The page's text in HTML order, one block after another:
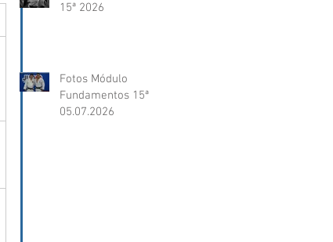
15ª 2026
Fotos Módulo
Fundamentos 15ª
05.07.2026